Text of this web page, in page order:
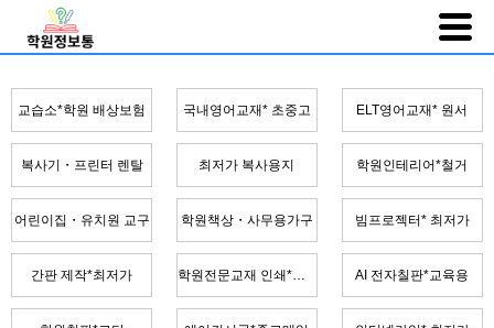
교습소*학원 배상보험 국내영어교재* 초중고 ELT영어교재* 원서
복사기・프린터 렌탈 최저가 복사용지 학원인테리어*철거
어린이집・유치원 교구 학원책상・사무용가구 빔프로젝터* 최저가
간판 제작*최저가 학원전문교재 인쇄*제본 AI 전자칠판*교육용